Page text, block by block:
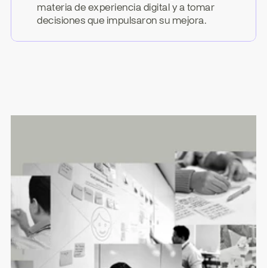
materia de experiencia digital y a tomar
decisiones que impulsaron su mejora.